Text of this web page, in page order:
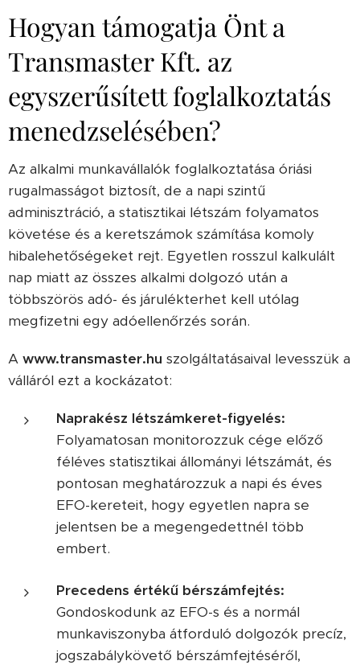
Hogyan támogatja Önt a
Transmaster Kft. az
egyszerűsített foglalkoztatás
menedzselésében?
Az alkalmi munkavállalók foglalkoztatása óriási
rugalmasságot biztosít, de a napi szintű
adminisztráció, a statisztikai létszám folyamatos
követése és a keretszámok számítása komoly
hibalehetőségeket rejt. Egyetlen rosszul kalkulált
nap miatt az összes alkalmi dolgozó után a
többszörös adó- és járulékterhet kell utólag
megfizetni egy adóellenőrzés során.
A www.transmaster.hu szolgáltatásaival levesszük a
válláról ezt a kockázatot:
Naprakész létszámkeret-figyelés:
Folyamatosan monitorozzuk cége előző
féléves statisztikai állományi létszámát, és
pontosan meghatározzuk a napi és éves
EFO-kereteit, hogy egyetlen napra se
jelentsen be a megengedettnél több
embert.
Precedens értékű bérszámfejtés:
Gondoskodunk az EFO-s és a normál
munkaviszonyba átforduló dolgozók precíz,
jogszabálykövető bérszámfejtéséről,